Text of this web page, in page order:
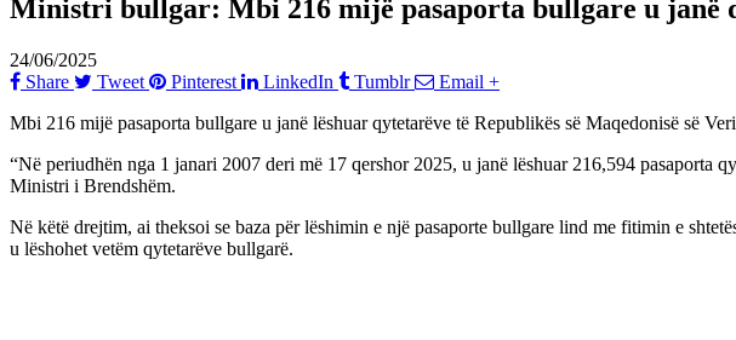
Ministri bullgar: Mbi 216 mijë pasaporta bullgare u janë
24/06/2025
Share
Tweet Pinterest LinkedIn Tumblr Email +
Mbi 216 mijë pasaporta bullgare u janë lëshuar qytetarëve të Republikës së Maqedonisë së
“Në periudhën nga 1 janari 2007 deri më 17 qershor 2025, u janë lëshuar 216,594 pasaporta
Ministri i Brendshëm.
Në këtë drejtim, ai theksoi se baza për lëshimin e një pasaporte bullgare lind me fitimin e
u lëshohet vetëm qytetarëve bullgarë.